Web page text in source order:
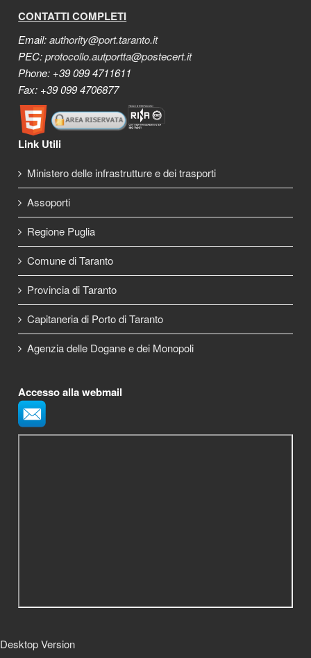
CONTATTI COMPLETI
Email:authority@port.taranto.it
PEC:protocollo.autportta@postecert.it
Phone: +39 099 4711611
Fax: +39 099 4706877
Link Utili
Ministero delle infrastrutture e dei trasporti
Assoporti
Regione Puglia
Comune di Taranto
Provincia di Taranto
Capitaneria di Porto di Taranto
Agenzia delle Dogane e dei Monopoli
Accesso alla webmail
Desktop Version